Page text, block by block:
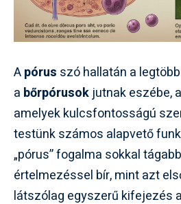
Apórus szó hallatán a
a bőrpórusok jutnak eszébe,
amelyek kulcsfontosságú
testünk számos alapvető
„pórus” fogalma sokkal
értelmezéssel bír, mint azt
látszólag egyszerű kifejezés